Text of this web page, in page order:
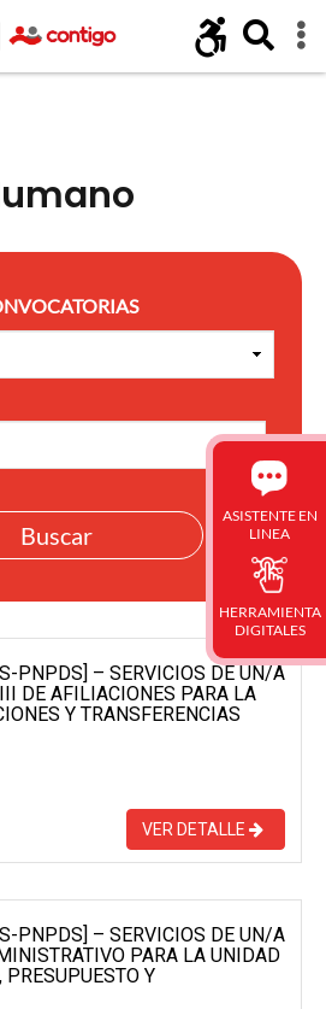
PNPDS] – SERVICIOS DE UN/A
DE AFILIACIONES PARA LA
Y TRANSFERENCIAS
VER DETALLE
PNPDS] – SERVICIOS DE UN/A
PARA LA UNIDAD
Y
ASISTENTE EN
LINEA
HERRAMIENTA
DIGITALES